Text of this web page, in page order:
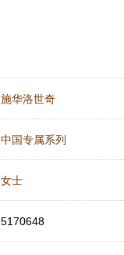
施华洛世奇
中国专属系列
女士
5170648